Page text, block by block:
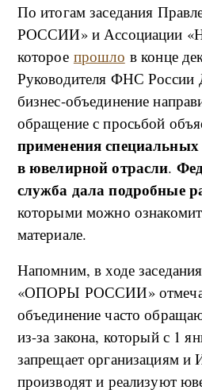
По итогам заседания
РОССИИ» и Ассоциации
которое прошло в конце
Руководителя ФНС России
бизнес-объединение
обращение с просьбой
применения
в ювелирной отрасли.
служба дала подробные
которыми можно
материале.
Напомним, в ходе
«ОПОРЫ РОССИИ»
объединение часто
из-за закона, который с 1
запрещает организациям
производят и реализуют